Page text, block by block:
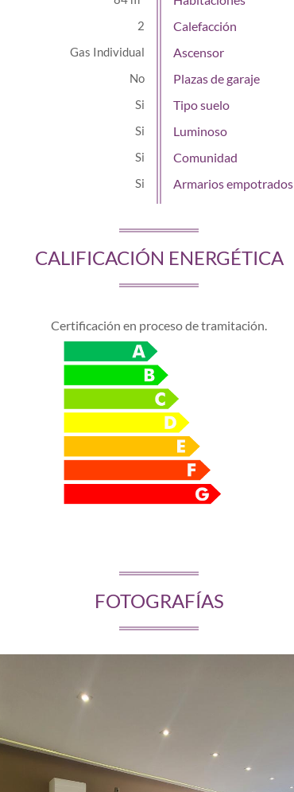
2
Calefacción
Gas Individual
Ascensor
Plazas de garaje
Tipo suelo
Luminoso
Comunidad
Armarios empotrados
CALIFICACIÓN ENERGÉTICA
Certificación en proceso de tramitación.
FOTOGRAFÍAS